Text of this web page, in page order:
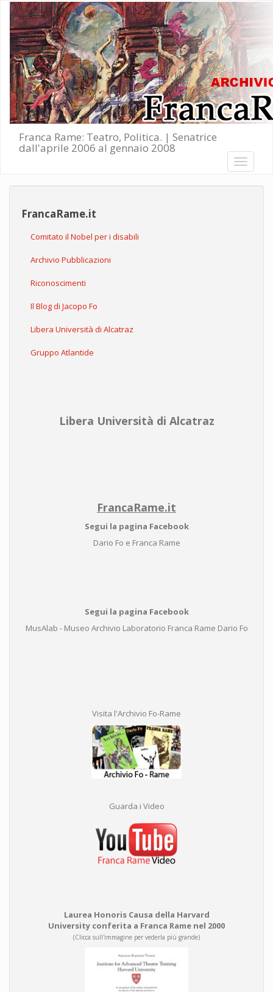
Salta al contenuto principale
Franca Rame: Teatro, Politica. | Senatrice
dall'aprile 2006 al gennaio 2008
Toggle
FrancaRame.it
Comitato il Nobel per i disabili
Archivio Pubblicazioni
Riconoscimenti
Il Blog di Jacopo Fo
Libera Università di Alcatraz
Gruppo Atlantide
Libera Università di Alcatraz
FrancaRame.it
Segui la pagina Facebook
Dario Fo e Franca Rame
Segui la pagina Facebook
MusAlab - Museo Archivio Laboratorio Franca Rame Dario Fo
Visita l'Archivio Fo-Rame
Guarda i Video
Laurea Honoris Causa della Harvard
University conferita a Franca Rame nel 2000
(Clicca sull'immagine per vederla più grande)